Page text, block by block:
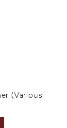
(Various